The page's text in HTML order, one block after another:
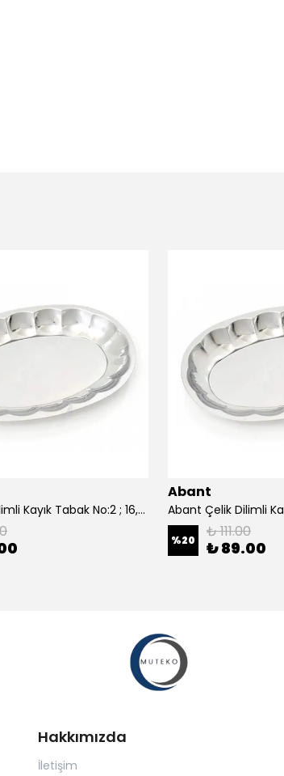
Abant Çelik Dilimli Kayık Tabak No:2 ; 16,5x24,5 cm.
Abant
%20 ₺ 111.00
₺ 89.00
Hakkımızda
İletişim